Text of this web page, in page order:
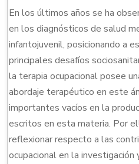
En los últimos años se ha
en los diagnósticos de salud
infantojuvenil, posicionando a
principales desafíos
la terapia ocupacional posee
abordaje terapéutico en este
importantes vacíos en la
escritos en esta materia. Por
reflexionar respecto a las
ocupacional en la